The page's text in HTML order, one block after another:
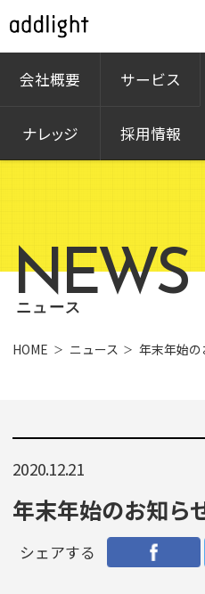
会社概要 サービス
ナレッジ 採用情報
NEWS
ニュース
HOME ニュース 年末年始の
2020.12.21
年末年始のお知ら
シェアする